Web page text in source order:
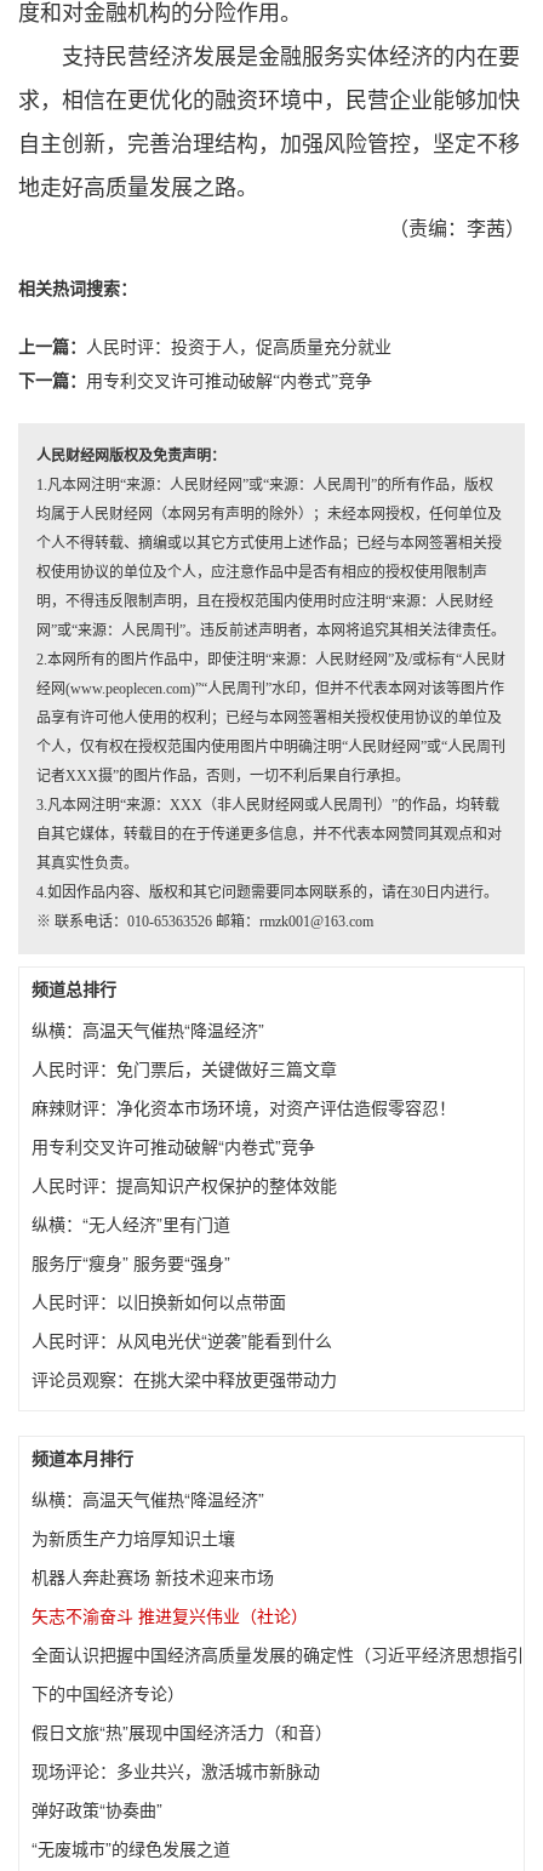
度和对金融机构的分险作用。
支持民营经济发展是金融服务实体经济的内在要
求，相信在更优化的融资环境中，民营企业能够加快
自主创新，完善治理结构，加强风险管控，坚定不移
地走好高质量发展之路。
（责编：李茜）
相关热词搜索：
上一篇： 人民时评：投资于人，促高质量充分就业
下一篇： 用专利交叉许可推动破解“内卷式”竞争
人民财经网版权及免责声明：
1.凡本网注明“来源：人民财经网”或“来源：人民周刊”的所有作品，版权
均属于人民财经网（本网另有声明的除外）；未经本网授权，任何单位及
个人不得转载、摘编或以其它方式使用上述作品；已经与本网签署相关授
权使用协议的单位及个人，应注意作品中是否有相应的授权使用限制声
明，不得违反限制声明，且在授权范围内使用时应注明“来源：人民财经
网”或“来源：人民周刊”。违反前述声明者，本网将追究其相关法律责任。
2.本网所有的图片作品中，即使注明“来源：人民财经网”及/或标有“人民财
经网(www.peoplecen.com)”“人民周刊”水印，但并不代表本网对该等图片作
品享有许可他人使用的权利；已经与本网签署相关授权使用协议的单位及
个人，仅有权在授权范围内使用图片中明确注明“人民财经网”或“人民周刊
记者XXX摄”的图片作品，否则，一切不利后果自行承担。
3.凡本网注明“来源：XXX（非人民财经网或人民周刊）”的作品，均转载
自其它媒体，转载目的在于传递更多信息，并不代表本网赞同其观点和对
其真实性负责。
4.如因作品内容、版权和其它问题需要同本网联系的，请在30日内进行。
※ 联系电话：010-65363526 邮箱：rmzk001@163.com
频道总排行
纵横：高温天气催热“降温经济”
人民时评：免门票后，关键做好三篇文章
麻辣财评：净化资本市场环境，对资产评估造假零容忍！
用专利交叉许可推动破解“内卷式”竞争
人民时评：提高知识产权保护的整体效能
纵横：“无人经济”里有门道
服务厅“瘦身” 服务要“强身”
人民时评：以旧换新如何以点带面
人民时评：从风电光伏“逆袭”能看到什么
评论员观察：在挑大梁中释放更强带动力
频道本月排行
纵横：高温天气催热“降温经济”
为新质生产力培厚知识土壤
机器人奔赴赛场 新技术迎来市场
矢志不渝奋斗 推进复兴伟业（社论）
全面认识把握中国经济高质量发展的确定性（习近平经济思想指引
下的中国经济专论）
假日文旅“热”展现中国经济活力（和音）
现场评论：多业共兴，激活城市新脉动
弹好政策“协奏曲”
“无废城市”的绿色发展之道